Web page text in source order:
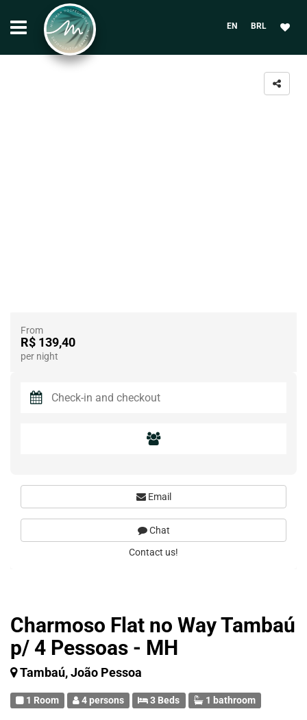
EN BRL
Charmoso Flat no Way Tambaú
p/ 4 Pessoas - MH
Tambaú, João Pessoa
1 Room 4 persons 3 Beds 1 bathroom
From
R$ 139,40
per night
Email
Chat
Contact us!